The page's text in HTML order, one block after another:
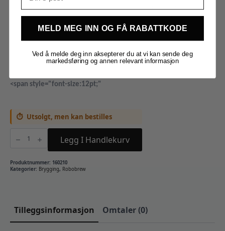
filtrering mot pumpe og uttak. Dette stopper 95% av
humlematerie, maltrester, proteinrester og lignende fra å bli sugd
inn i pumpen, slik at faren for tett pumpe reduseres betraktelig
sammenligned med lignende apparater der dette ikke er
<span style="font-size:12pt;"
Utsolgt, men kan bestilles
Gen
Full
pakke
antall
Legg I Handlekurv
Produktnummer: 160210
Kategorier: Brygging, Robobrew
Tilleggsinformasjon Omtaler (0)
MELD MEG INN OG FÅ RABATTKODE
Ved å melde deg inn aksepterer du at vi kan sende deg
markedsføring og annen relevant informasjon